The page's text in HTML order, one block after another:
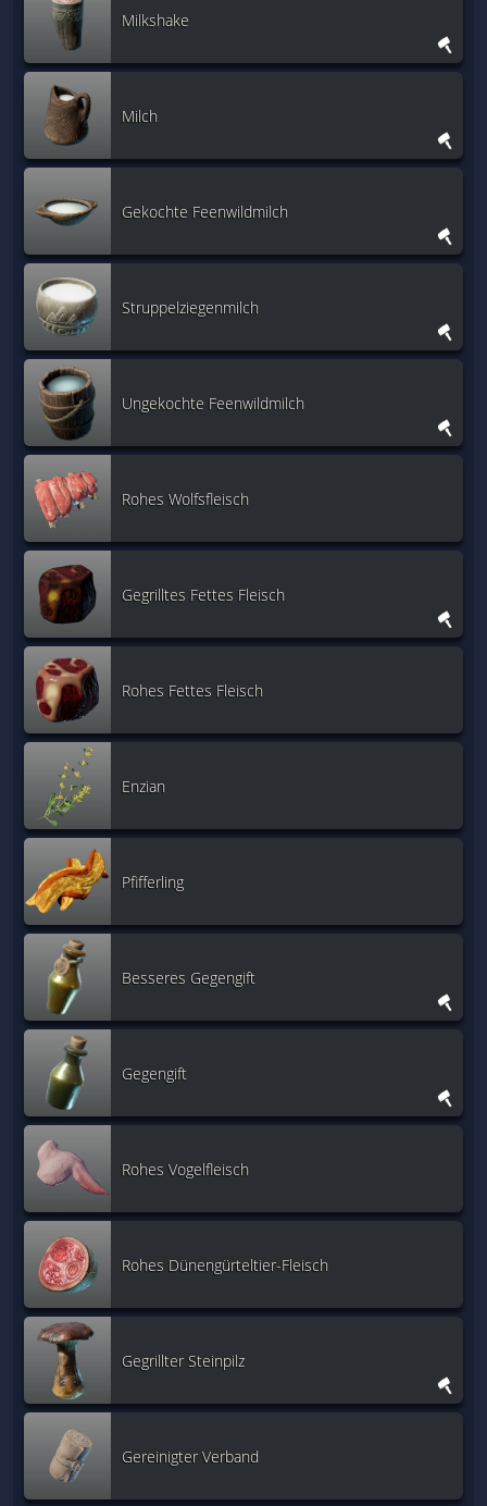
Milkshake
Milch
Gekochte Feenwildmilch
Struppelziegenmilch
Ungekochte Feenwildmilch
Rohes Wolfsfleisch
Gegrilltes Fettes Fleisch
Rohes Fettes Fleisch
Enzian
Pfifferling
Besseres Gegengift
Gegengift
Rohes Vogelfleisch
Rohes Dünengürteltier-Fleisch
Gegrillter Steinpilz
Gereinigter Verband